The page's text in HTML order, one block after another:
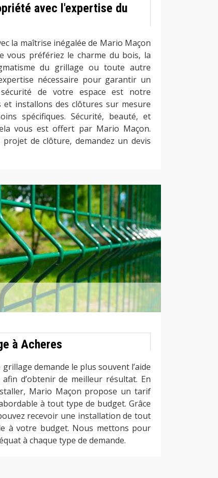
avec l'expertise du
la maîtrise inégalée de Mario Maçon
vous préfériez le charme du bois, la
du grillage ou toute autre
nécessaire pour garantir un
de votre espace est notre
installons des clôtures sur mesure
spécifiques. Sécurité, beauté, et
vous est offert par Mario Maçon.
de clôture, demandez un devis
à Acheres
demande le plus souvent l’aide
d’obtenir de meilleur résultat. En
Mario Maçon propose un tarif
à tout type de budget. Grâce
recevoir une installation de tout
à votre budget. Nous mettons pour
à chaque type de demande.